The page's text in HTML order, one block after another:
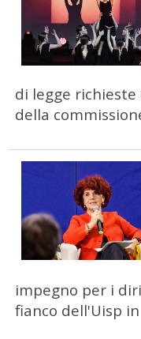
di legge
della
impegno per i
fianco dell'Uisp